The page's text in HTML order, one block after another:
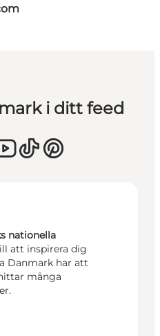
i ditt feed
nationella
att inspirera dig
Danmark har att
många